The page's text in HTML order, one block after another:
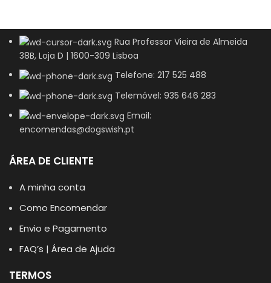
Rua Professor Vieira de Almeida
38B, Loja D | 1600-309 Lisboa
Telefone: 217 525 488
Telemóvel: 935 646 283
Email:
encomendas@dogswish.pt
ÁREA DE CLIENTE
A minha conta
Como Encomendar
Envio e Pagamento
FAQ’s | Área de Ajuda
TERMOS